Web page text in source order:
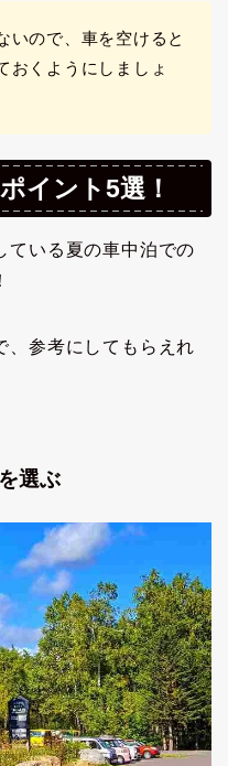
いので、車を空けると
おくようにしましょ
イント5選！
ている夏の車中泊での
、参考にしてもらえれ
選ぶ